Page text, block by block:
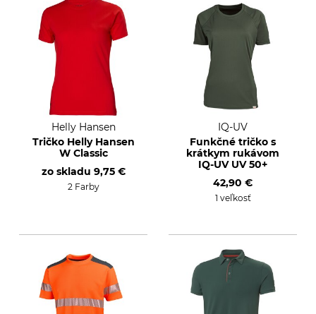
Helly Hansen
Tričko Helly Hansen
W Classic
zo skladu 9,75 €
2 Farby
IQ-UV
Funkčné tričko s
krátkym rukávom
IQ-UV UV 50+
42,90 €
1 veľkosť